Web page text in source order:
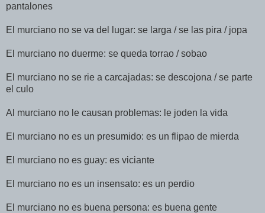
pantalones
El murciano no se va del lugar: se larga / se las pira / jopa
El murciano no duerme: se queda torrao / sobao
El murciano no se rie a carcajadas: se descojona / se parte
el culo
Al murciano no le causan problemas: le joden la vida
El murciano no es un presumido: es un flipao de mierda
El murciano no es guay: es viciante
El murciano no es un insensato: es un perdio
El murciano no es buena persona: es buena gente